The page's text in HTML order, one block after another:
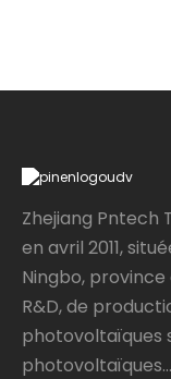
Zhejiang Pntech
en avril 2011,
Ningbo, province
R&D, de
photovoltaïques
photovoltaïques...